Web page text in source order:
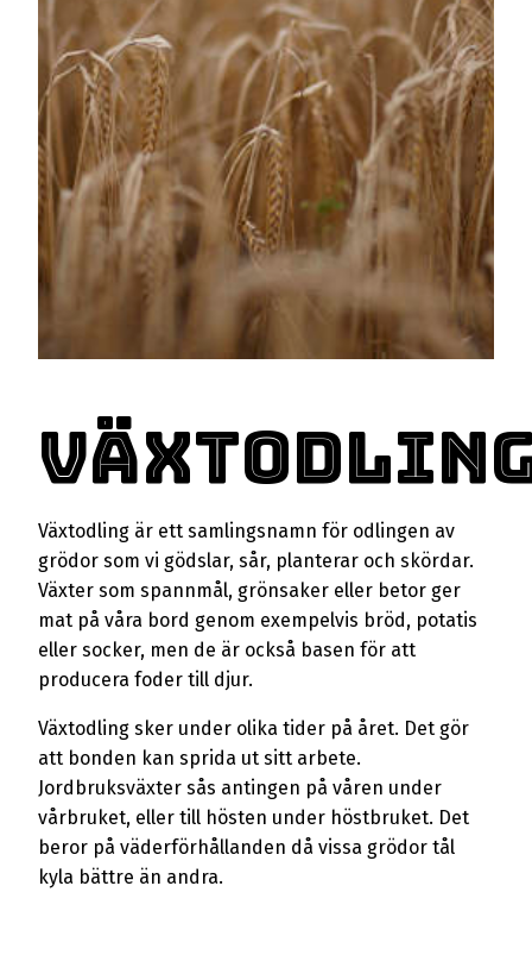
Växtodling är ett samlingsnamn för odlingen av
grödor som vi gödslar, sår, planterar och skördar.
Växter som spannmål, grönsaker eller betor ger
mat på våra bord genom exempelvis bröd, potatis
eller socker, men de är också basen för att
producera foder till djur.
Växtodling sker under olika tider på året. Det gör
att bonden kan sprida ut sitt arbete.
Jordbruksväxter sås antingen på våren under
vårbruket, eller till hösten under höstbruket. Det
beror på väderförhållanden då vissa grödor tål
kyla bättre än andra.